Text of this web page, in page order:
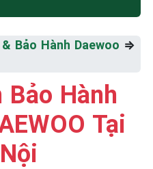
Bảo Hành Daewoo ⇒
Bảo Hành
Tại